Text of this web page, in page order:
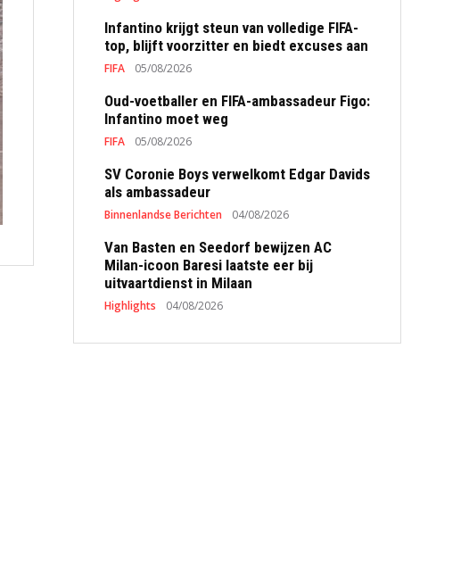
Infantino krijgt steun van volledige FIFA-
top, blijft voorzitter en biedt excuses aan
FIFA 05/08/2026
Oud-voetballer en FIFA-ambassadeur Figo:
Infantino moet weg
FIFA 05/08/2026
SV Coronie Boys verwelkomt Edgar Davids
als ambassadeur
Binnenlandse Berichten 04/08/2026
Van Basten en Seedorf bewijzen AC
Milan-icoon Baresi laatste eer bij
uitvaartdienst in Milaan
Highlights 04/08/2026